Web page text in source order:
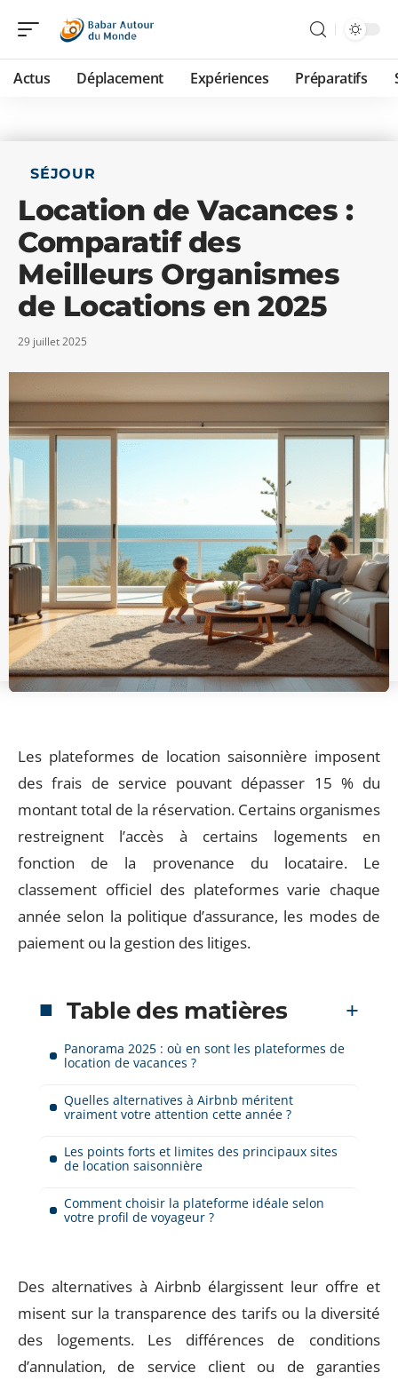
Actus Déplacement Expériences Préparatifs
SÉJOUR
Location de Vacances :
Comparatif des
Meilleurs Organismes
de Locations en 2025
29 juillet 2025
Les plateformes de location saisonnière imposent
des frais de service pouvant dépasser 15 % du
montant total de la réservation. Certains organismes
restreignent l’accès à certains logements en
fonction de la provenance du locataire. Le
classement officiel des plateformes varie chaque
année selon la politique d’assurance, les modes de
paiement ou la gestion des litiges.
Table des matières
Panorama 2025 : où en sont les plateformes de
location de vacances ?
Quelles alternatives à Airbnb méritent
vraiment votre attention cette année ?
Les points forts et limites des principaux sites
de location saisonnière
Comment choisir la plateforme idéale selon
votre profil de voyageur ?
Des alternatives à Airbnb élargissent leur offre et
misent sur la transparence des tarifs ou la diversité
des logements. Les différences de conditions
d’annulation, de service client ou de garanties